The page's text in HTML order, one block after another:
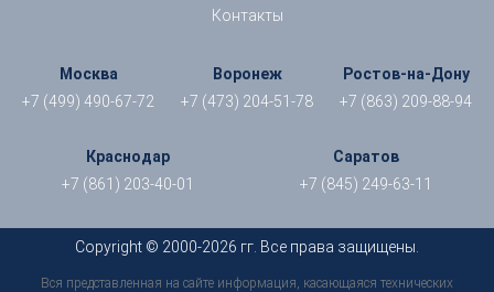
Контакты
Москва
+7 (499) 490-67-72
Воронеж
+7 (473) 204-51-78
Ростов-на-Дону
+7 (863) 209-88-94
Краснодар
+7 (861) 203-40-01
Саратов
+7 (845) 249-63-11
Copyright © 2000-2026 гг. Все права защищены.
Вся представленная на сайте информация, касающаяся технических